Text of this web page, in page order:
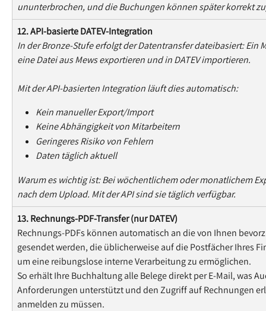
ununterbrochen, und die Buchungen können später korrekt
12. API-basierte DATEV-Integration
In der Bronze-Stufe erfolgt der Datentransfer dateibasiert: Ein
eine Datei aus Mews exportieren und in DATEV importieren.
Mit der API-basierten Integration läuft dies automatisch:
Kein manueller Export/Import
Keine Abhängigkeit von Mitarbeitern
Geringeres Risiko von Fehlern
Daten täglich aktuell
Warum es wichtig ist: Bei wöchentlichem oder monatlichem
nach dem Upload. Mit der API sind sie täglich verfügbar.
13. Rechnungs-PDF-Transfer (nur DATEV)
​Rechnungs-PDFs können automatisch an die von Ihnen
gesendet werden, die üblicherweise auf die Postfächer Ihres
um eine reibungslose interne Verarbeitung zu ermöglichen.
So erhält Ihre Buchhaltung alle Belege direkt per E-Mail, was
Anforderungen unterstützt und den Zugriff auf Rechnungen
anmelden zu müssen.